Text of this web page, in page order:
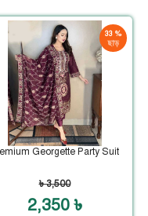
33 %
ছাড়
Georgette Party Suit
৳ 3,500
2,350 ৳